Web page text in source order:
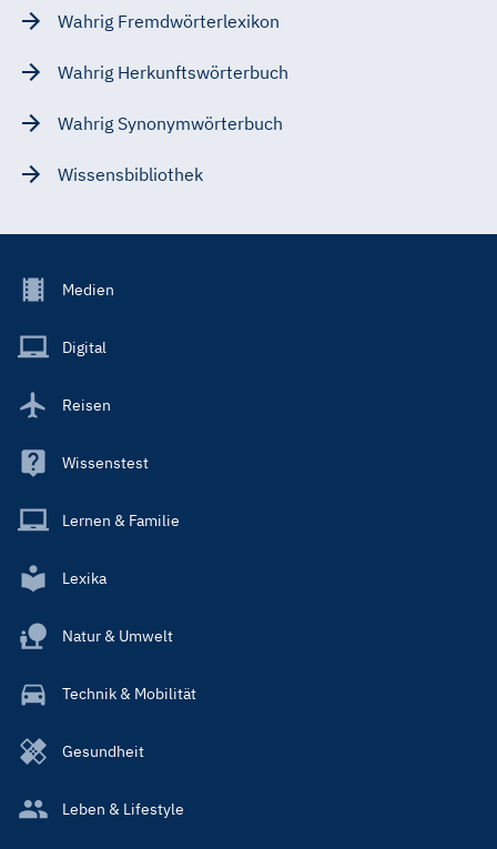
Wahrig Fremdwörterlexikon
Wahrig Herkunftswörterbuch
Wahrig Synonymwörterbuch
Wissensbibliothek
Footer
Main
Medien
Digital
Reisen
Wissenstest
Lernen & Familie
Lexika
Natur & Umwelt
Technik & Mobilität
Gesundheit
Leben & Lifestyle